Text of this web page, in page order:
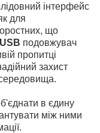
інтерфейс
для
що
USB подовжувач
пропитці
захист
середовища.
в єдину
між ними